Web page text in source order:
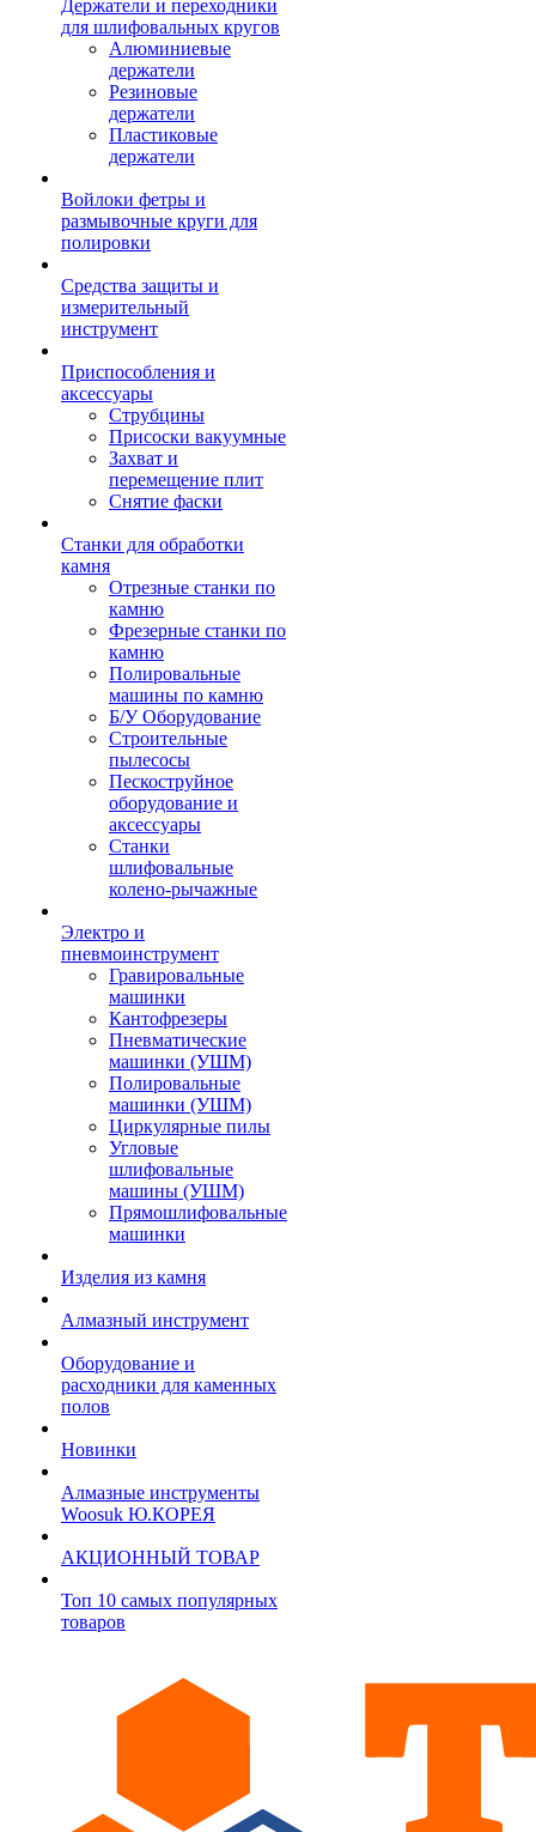
Держатели и переходники
для шлифовальных кругов
Алюминиевые
держатели
Резиновые
держатели
Пластиковые
держатели
Войлоки фетры и
размывочные круги для
полировки
Средства защиты и
измерительный
инструмент
Приспособления и
аксессуары
Струбцины
Присоски вакуумные
Захват и
перемещение плит
Снятие фаски
Станки для обработки
камня
Отрезные станки по
камню
Фрезерные станки по
камню
Полировальные
машины по камню
Б/У Оборудование
Строительные
пылесосы
Пескоструйное
оборудование и
аксессуары
Станки
шлифовальные
колено-рычажные
Электро и
пневмоинструмент
Гравировальные
машинки
Кантофрезеры
Пневматические
машинки (УШМ)
Полировальные
машинки (УШМ)
Циркулярные пилы
Угловые
шлифовальные
машины (УШМ)
Прямошлифовальные
машинки
Изделия из камня
Алмазный инструмент
Оборудование и
расходники для каменных
полов
Новинки
Алмазные инструменты
Woosuk Ю.КОРЕЯ
АКЦИОННЫЙ ТОВАР
Топ 10 самых популярных
товаров